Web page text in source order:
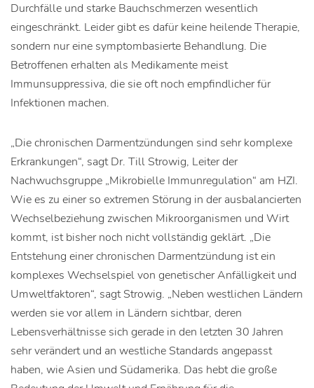
Durchfälle und starke Bauchschmerzen wesentlich
eingeschränkt. Leider gibt es dafür keine heilende Therapie,
sondern nur eine symptombasierte Behandlung. Die
Betroffenen erhalten als Medikamente meist
Immunsuppressiva, die sie oft noch empfindlicher für
Infektionen machen.
„Die chronischen Darmentzündungen sind sehr komplexe
Erkrankungen“, sagt Dr. Till Strowig, Leiter der
Nachwuchsgruppe „Mikrobielle Immunregulation“ am HZI.
Wie es zu einer so extremen Störung in der ausbalancierten
Wechselbeziehung zwischen Mikroorganismen und Wirt
kommt, ist bisher noch nicht vollständig geklärt. „Die
Entstehung einer chronischen Darmentzündung ist ein
komplexes Wechselspiel von genetischer Anfälligkeit und
Umweltfaktoren“, sagt Strowig. „Neben westlichen Ländern
werden sie vor allem in Ländern sichtbar, deren
Lebensverhältnisse sich gerade in den letzten 30 Jahren
sehr verändert und an westliche Standards angepasst
haben, wie Asien und Südamerika. Das hebt die große